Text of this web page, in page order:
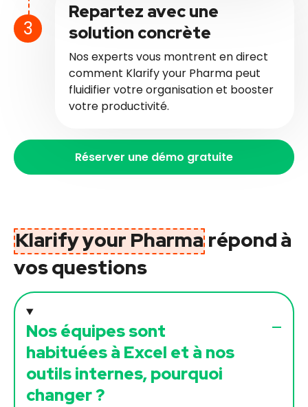
Repartez avec une
solution concrète
Nos experts vous montrent en direct
comment Klarify your Pharma peut
fluidifier votre organisation et booster
votre productivité.
Réserver une démo gratuite
Klarify your Pharma répond à
vos questions
Nos équipes sont
habituées à Excel et à nos
outils internes, pourquoi
changer ?